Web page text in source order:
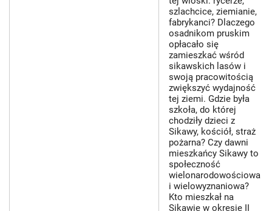
szlachcice, ziemianie,
fabrykanci? Dlaczego
osadnikom pruskim
opłacało się
zamieszkać wśród
sikawskich lasów i
swoją pracowitością
zwiększyć wydajność
tej ziemi. Gdzie była
szkoła, do której
chodziły dzieci z
Sikawy, kościół, straż
pożarna? Czy dawni
mieszkańcy Sikawy to
społeczność
wielonarodowościowa
i wielowyznaniowa?
Kto mieszkał na
Sikawie w okresie II